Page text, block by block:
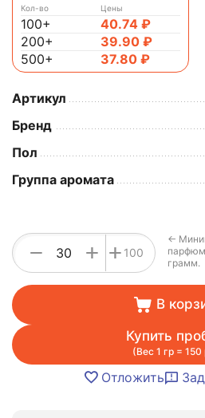
Кол-во
100+
200+
500+
Цены
40.74 ₽
39.90 ₽
37.80 ₽
Артикул
Бренд
Пол
Группа аромата
+ 100
+
−
←
грамм.
В
Купить
(Вес 1 гр = 150
Отложить